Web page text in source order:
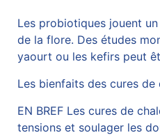
Les probiotiques jouent
de la flore. Des études
yaourt ou les kefirs peut
Les bienfaits des cures
EN BREF Les cures de
tensions et soulager les